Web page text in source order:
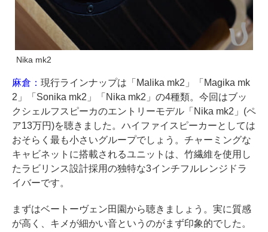
Nika mk2
麻倉： 現行ラインナップは「Malika mk2」「Magika mk
2」「Sonika mk2」「Nika mk2」の4種類。今回はブッ
クシェルフスピーカのエントリーモデル「Nika mk2」(ペ
ア13万円)を聴きました。ハイファイスピーカーとしては
おそらく最も小さいグループでしょう。チャーミングな
キャビネットに搭載されるユニットは、竹繊維を使用し
たラビリンス設計採用の独特な3インチフルレンジドラ
イバーです。
まずはベートーヴェン田園から聴きましょう。実に質感
が高く、キメが細かい音というのがまず印象的でした。